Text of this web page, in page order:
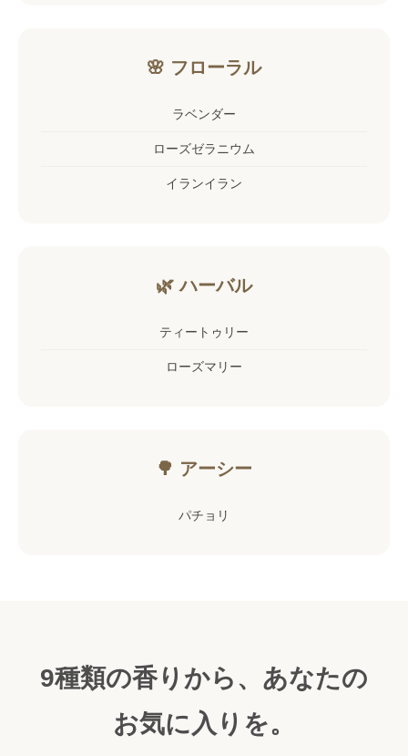
🌸 フローラル
ラベンダー
ローズゼラニウム
イランイラン
🌿 ハーバル
ティートゥリー
ローズマリー
🌳 アーシー
パチョリ
9種類の香りから、あなたの
お気に入りを。